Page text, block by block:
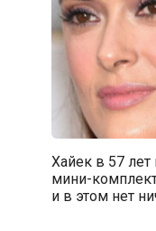
Хайек в 57 лет
мини-
и в этом нет